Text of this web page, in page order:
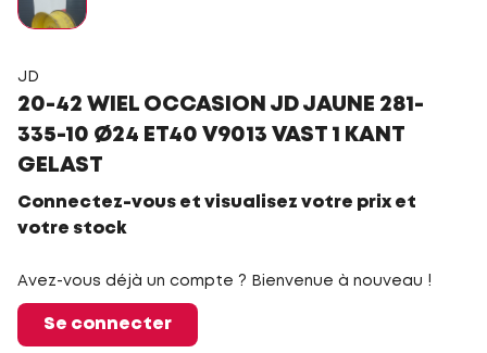
JD
20-42 WIEL OCCASION JD JAUNE 281-
335-10 Ø24 ET40 V9013 VAST 1 KANT
GELAST
Connectez-vous et visualisez votre prix et
votre stock
Avez-vous déjà un compte ? Bienvenue à nouveau !
Se connecter